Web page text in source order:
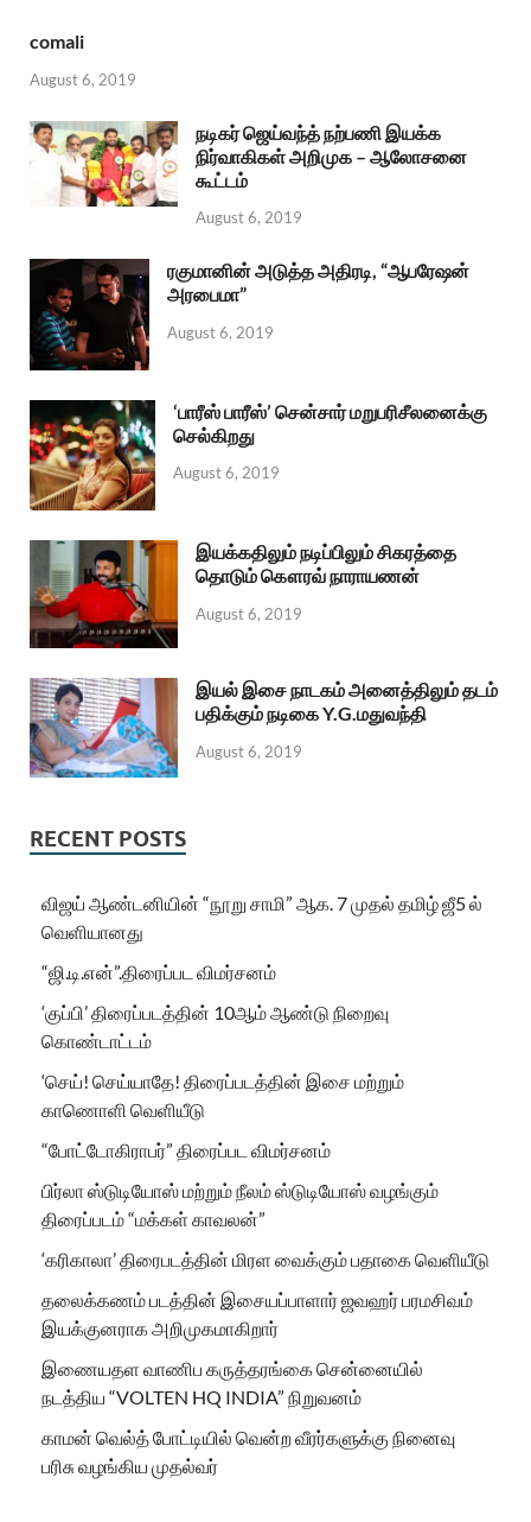
comali
August 6, 2019
நடிகர் ஜெய்வந்த் நற்பணி இயக்க
நிர்வாகிகள் அறிமுக – ஆலோசனை
கூட்டம்
August 6, 2019
ரகுமானின் அடுத்த அதிரடி, “ஆபரேஷன்
அரபைமா”
August 6, 2019
‘பாரீஸ் பாரீஸ்’ சென்சார் மறுபரிசீலனைக்கு
செல்கிறது
August 6, 2019
இயக்கதிலும் நடிப்பிலும் சிகரத்தை
தொடும் கௌரவ் நாராயணன்
August 6, 2019
இயல் இசை நாடகம் அனைத்திலும் தடம்
பதிக்கும் நடிகை Y.G.மதுவந்தி
August 6, 2019
RECENT POSTS
விஜய் ஆண்டனியின் “நூறு சாமி” ஆக. 7 முதல் தமிழ் ஜீ5 ல்
வெளியானது
“ஜி.டி.என்”.திரைப்பட விமர்சனம்
‘குப்பி’ திரைப்படத்தின் 10ஆம் ஆண்டு நிறைவு
கொண்டாட்டம்
‘செய்! செய்யாதே! திரைப்படத்தின் இசை மற்றும்
காணொளி வெளியீடு
“போட்டோகிராபர்” திரைப்பட விமர்சனம்
பிர்லா ஸ்டுடியோஸ் மற்றும் நீலம் ஸ்டுடியோஸ் வழங்கும்
திரைப்படம் “மக்கள் காவலன்”
‘கரிகாலா’ திரைபடத்தின் மிரள வைக்கும் பதாகை வெளியீடு
தலைக்கணம் படத்தின் இசையப்பாளார் ஜவஹர் பரமசிவம்
இயக்குனராக அறிமுகமாகிறார்
இணையதள வாணிப கருத்தரங்கை சென்னையில்
நடத்திய “VOLTEN HQ INDIA” நிறுவனம்
காமன் வெல்த் போட்டியில் வென்ற வீரர்களுக்கு நினைவு
பரிசு வழங்கிய முதல்வர்